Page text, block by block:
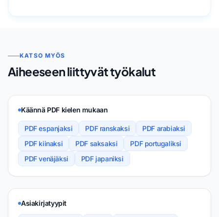
KATSO MYÖS
Aiheeseen liittyvät työkalut
Käännä PDF kielen mukaan
PDF espanjaksi PDF ranskaksi
PDF arabiaksi
PDF kiinaksi
PDF saksaksi
PDF portugaliksi
PDF venäjäksi
PDF japaniksi
Asiakirjatyypit